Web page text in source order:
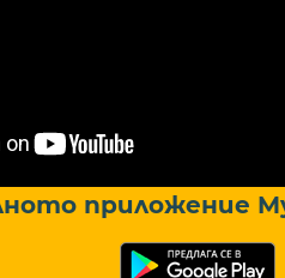
приложение